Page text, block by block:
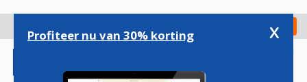
gaan
Check in
Profiteer nu van 30% korting x